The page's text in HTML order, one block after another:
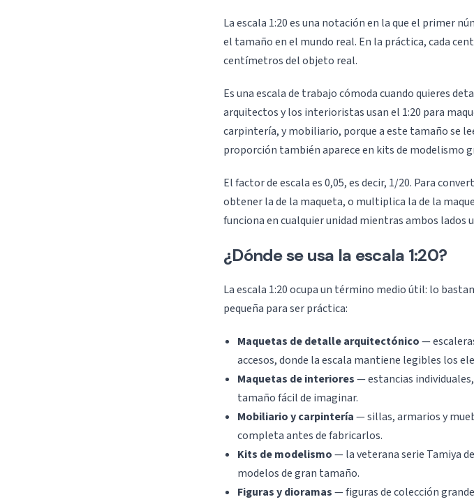
La escala 1:20 es una notación en la que el primer
el tamaño en el mundo real. En la práctica, cada
centímetros del objeto real.
Es una escala de trabajo cómoda cuando quieres
arquitectos y los interioristas usan el 1:20 para
carpintería, y mobiliario, porque a este tamaño se
proporción también aparece en kits de modelismo
El factor de escala es 0,05, es decir, 1/20. Para
obtener la de la maqueta, o multiplica la de la
funciona en cualquier unidad mientras ambos lados
¿Dónde se usa la escala 1:20?
La escala 1:20 ocupa un término medio útil: lo
pequeña para ser práctica:
Maquetas de detalle arquitectónico—
accesos, donde la escala mantiene legibles los
Maquetas de interiores— estancias
tamaño fácil de imaginar.
Mobiliario y carpintería— sillas, armarios y
completa antes de fabricarlos.
Kits de modelismo— la veterana serie Tamiya
modelos de gran tamaño.
Figuras y dioramas— figuras de colección